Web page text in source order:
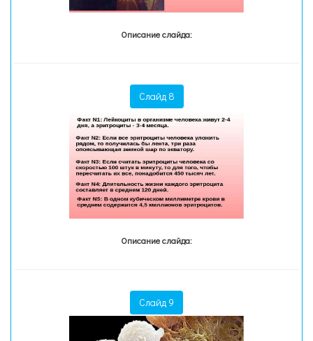
Описание слайда:
Слайд 8
Описание слайда:
Слайд 9